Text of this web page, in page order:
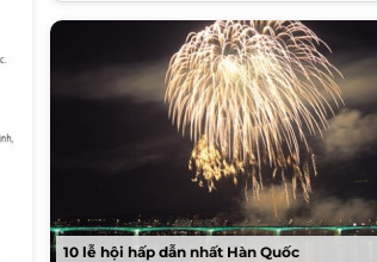
10 lễ hội hấp dẫn nhất Hàn Quốc